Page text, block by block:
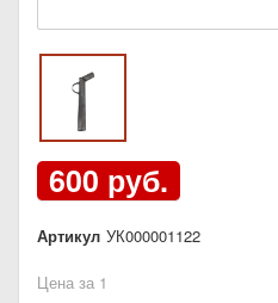
600 руб.
Артикул УК000001122
Цена за 1